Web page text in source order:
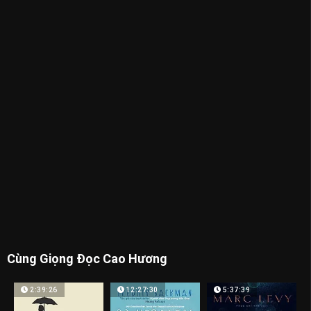
Cùng Giọng Đọc Cao Hương
2:39:26 12:27:30 5:37:39